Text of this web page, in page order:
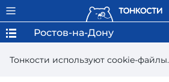
Тонкости используют сookie-файлы.
Ростов-на-Дону